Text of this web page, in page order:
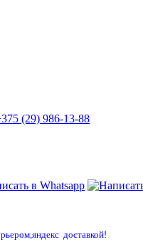
(29) 986-13-88
яндекс доставкой!